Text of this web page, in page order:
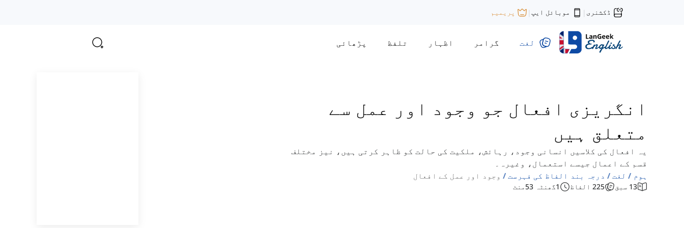
ڈکشنری | موبائل ایپ | پریمیم
لغت گرامر اظہار تلفظ پڑھائی
انگریزی افعال جو وجود اور عمل سے
متعلق ہیں
یہ افعال کی کلاسیں انسانی وجود، رہائش، ملکیت کی حالت کو ظاہر کرتی ہیں، نیز مختلف
قسم کے اعمال جیسے استعمال، وغیرہ۔
ہوم لغت درجہ بند الفاظ کی فہرست وجود اور عمل کے افعال
13 سبق 225 الفاظ 1گھنٹہ 53منٹ